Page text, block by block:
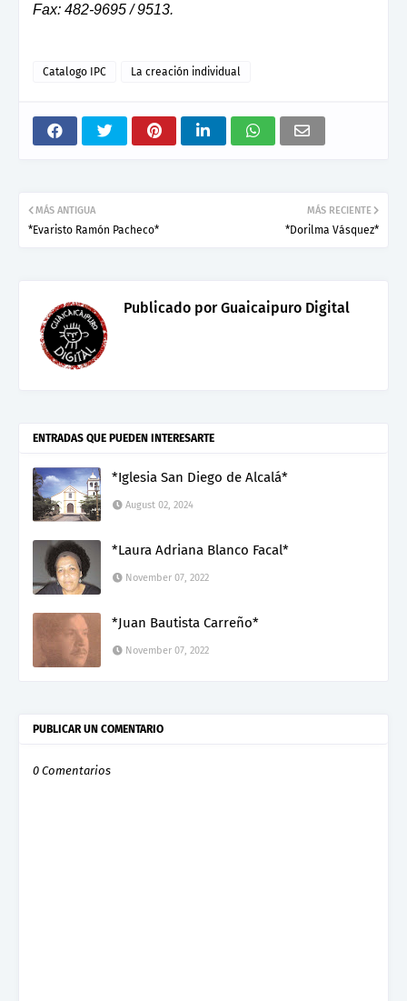
Fax: 482-9695 / 9513.
Catalogo IPC La creación individual
MÁS RECIENTE
*Dorilma Vásquez*
MÁS ANTIGUA
*Evaristo Ramón Pacheco*
Publicado porGuaicaipuro Digital
ENTRADAS QUE PUEDEN INTERESARTE
*Iglesia San Diego de Alcalá*
August 02, 2024
*Laura Adriana Blanco Facal*
November 07, 2022
*Juan Bautista Carreño*
November 07, 2022
PUBLICAR UN COMENTARIO
0 Comentarios